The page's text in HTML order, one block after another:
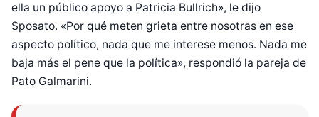
ella un público apoyo a Patricia Bullrich», le dijo
Sposato. «Por qué meten grieta entre nosotras en ese
aspecto político, nada que me interese menos. Nada me
baja más el pene que la política», respondió la pareja de
Pato Galmarini.